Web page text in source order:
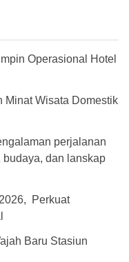
Operasional Hotel
Minat Wisata Domestik
perjalanan
dan lanskap
Perkuat
Baru Stasiun